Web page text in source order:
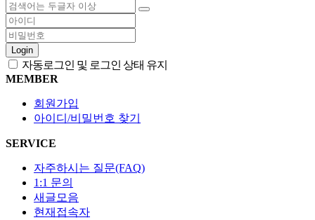
Login
자동로그인 및 로그인 상태 유지
MEMBER
회원가입
아이디/비밀번호 찾기
SERVICE
자주하시는 질문(FAQ)
1:1 문의
새글모음
현재접속자